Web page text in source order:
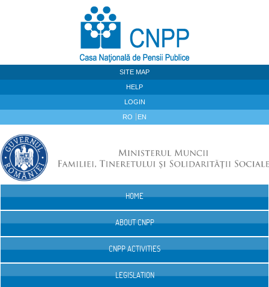
SITE MAP
HELP
LOGIN
RO EN
HOME
ABOUT CNPP
CNPP ACTIVITIES
LEGISLATION